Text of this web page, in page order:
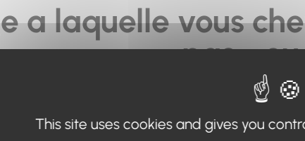
a laquelle vous
pas...
à utiliser le moteur de recherche en haut de
Retour à
This site uses cookies and gives you